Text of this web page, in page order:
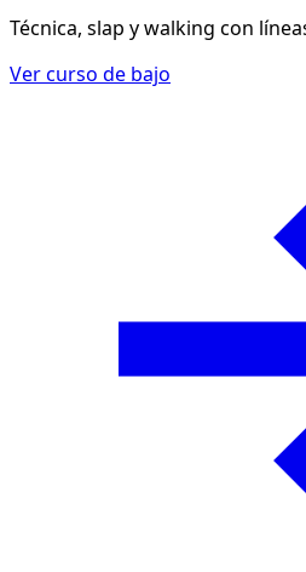
Técnica, slap y walking con
Ver curso de bajo